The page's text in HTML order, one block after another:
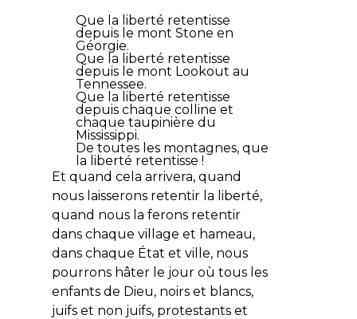
Que la liberté retentisse
depuis le mont Stone en
Géorgie.
Que la liberté retentisse
depuis le mont Lookout au
Tennessee.
Que la liberté retentisse
depuis chaque colline et
chaque taupinière du
Mississippi.
De toutes les montagnes, que
la liberté retentisse !
Et quand cela arrivera, quand
nous laisserons retentir la liberté,
quand nous la ferons retentir
dans chaque village et hameau,
dans chaque État et ville, nous
pourrons hâter le jour où tous les
enfants de Dieu, noirs et blancs,
juifs et non juifs, protestants et